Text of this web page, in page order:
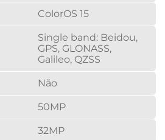
ColorOS 15
Single band: Beidou,
GPS, GLONASS,
Galileo, QZSS
Não
50MP
32MP